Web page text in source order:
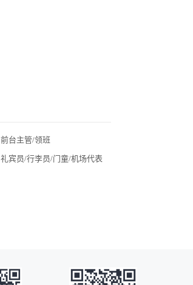
前台主管/领班
礼宾员/行李员/门童/机场代表
昆明酒店招聘